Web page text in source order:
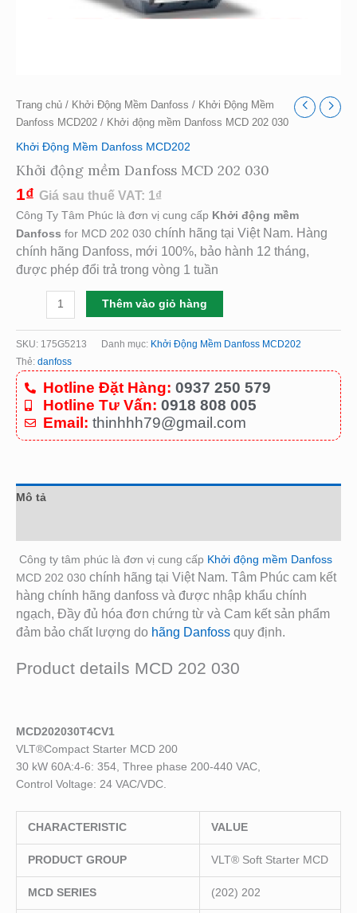
Trang chủ / Khởi Động Mềm Danfoss / Khởi Động Mềm
Danfoss MCD202 / Khởi động mềm Danfoss MCD 202 030
Khởi Động Mềm Danfoss MCD202
Khởi động mềm Danfoss MCD 202 030
1₫ Giá sau thuế VAT: 1₫
Công Ty Tâm Phúc là đơn vị cung cấp Khởi động mềm
Danfoss for MCD 202 030 chính hãng tại Việt Nam. Hàng
chính hãng Danfoss, mới 100%, bảo hành 12 tháng,
được phép đổi trả trong vòng 1 tuần
Thêm vào giỏ hàng
SKU: 175G5213 Danh mục: Khởi Động Mềm Danfoss MCD202
Thẻ: danfoss
Hotline Đặt Hàng: 0937 250 579
Hotline Tư Vấn: 0918 808 005
Email: thinhhh79@gmail.com
Mô tả
Công ty tâm phúc là đơn vị cung cấp Khởi động mềm Danfoss
MCD 202 030 chính hãng tại Việt Nam. Tâm Phúc cam kết
hàng chính hãng danfoss và được nhập khẩu chính
ngạch, Đầy đủ hóa đơn chứng từ và Cam kết sản phẩm
đảm bảo chất lượng do hãng Danfoss quy định.
Product details MCD 202 030
MCD202030T4CV1
VLT®Compact Starter MCD 200
30 kW 60A:4-6: 354, Three phase 200-440 VAC,
Control Voltage: 24 VAC/VDC.
CHARACTERISTIC VALUE
PRODUCT GROUP VLT® Soft Starter MCD
MCD SERIES (202) 202